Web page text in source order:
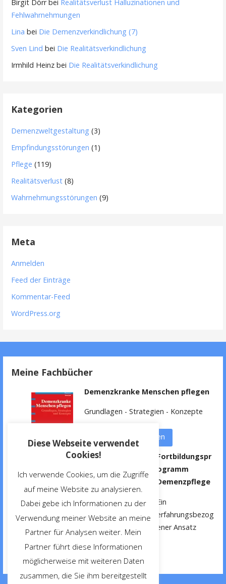
Birgit Dörrbei Realitätsverlust Halluzinationen und
Fehlwahrnehmungen
Lina bei Die Demenzverkindlichung (7)
Sven Lind bei Die Realitätsverkindlichung
Irmhild Heinz bei Die Realitätsverkindlichung
Kategorien
Demenzweltgestaltung (3)
Empfindungsstörungen (1)
Pflege (119)
Realitätsverlust (8)
Wahrnehmungsstörungen (9)
Meta
Anmelden
Feed der Einträge
Kommentar-Feed
WordPress.org
Meine Fachbücher
Demenzkranke Menschen pflegen
Grundlagen - Strategien - Konzepte
weitere Informationen
Fortbildungspr
ogramm
Demenzpflege
Ein
erfahrungsbezog
ener Ansatz
Diese Webseite verwendet
Cookies!
Ich verwende Cookies, um die Zugriffe
auf meine Website zu analysieren.
Dabei gebe ich Informationen zu der
Verwendung meiner Website an meine
Partner für Analysen weiter. Mein
Partner führt diese Informationen
möglicherweise mit weiteren Daten
zusammen, die Sie ihm bereitgestellt